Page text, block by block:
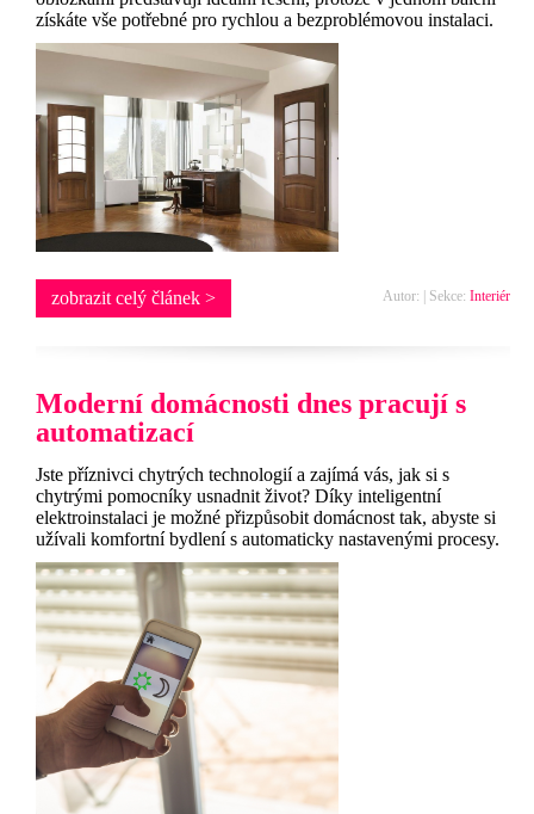
získáte vše potřebné pro rychlou a bezproblémovou instalaci.
zobrazit celý článek > Autor: | Sekce: Interiér
Moderní domácnosti dnes pracují s
automatizací
Jste příznivci chytrých technologií a zajímá vás, jak si s
chytrými pomocníky usnadnit život? Díky inteligentní
elektroinstalaci je možné přizpůsobit domácnost tak, abyste si
užívali komfortní bydlení s automaticky nastavenými procesy.